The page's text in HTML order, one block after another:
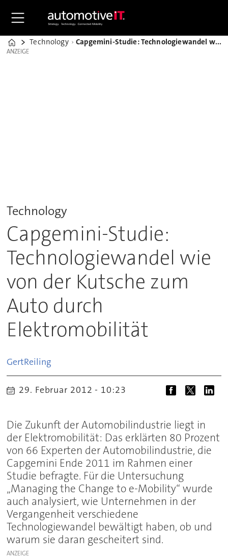
Home
Technology Capgemini-Studie: Technologiewandel wie von der Kutsche zum Auto durch Elektromobilität
ANZEIGE
ANZEIGE
Technology
Capgemini-Studie:
Technologiewandel wie
von der Kutsche zum
Auto durch
Elektromobilität
GertReiling
29. Februar 2012 - 10:23
Die Zukunft der Automobilindustrie liegt in
der Elektromobilität: Das erklärten 80 Prozent
von 66 Experten der Automobilindustrie, die
Capgemini Ende 2011 im Rahmen einer
Studie befragte. Für die Untersuchung
„Managing the Change to e-Mobility“ wurde
auch analysiert, wie Unternehmen in der
Vergangenheit verschiedene
Technologiewandel bewältigt haben, ob und
warum sie daran gescheitert sind.
ANZEIGE